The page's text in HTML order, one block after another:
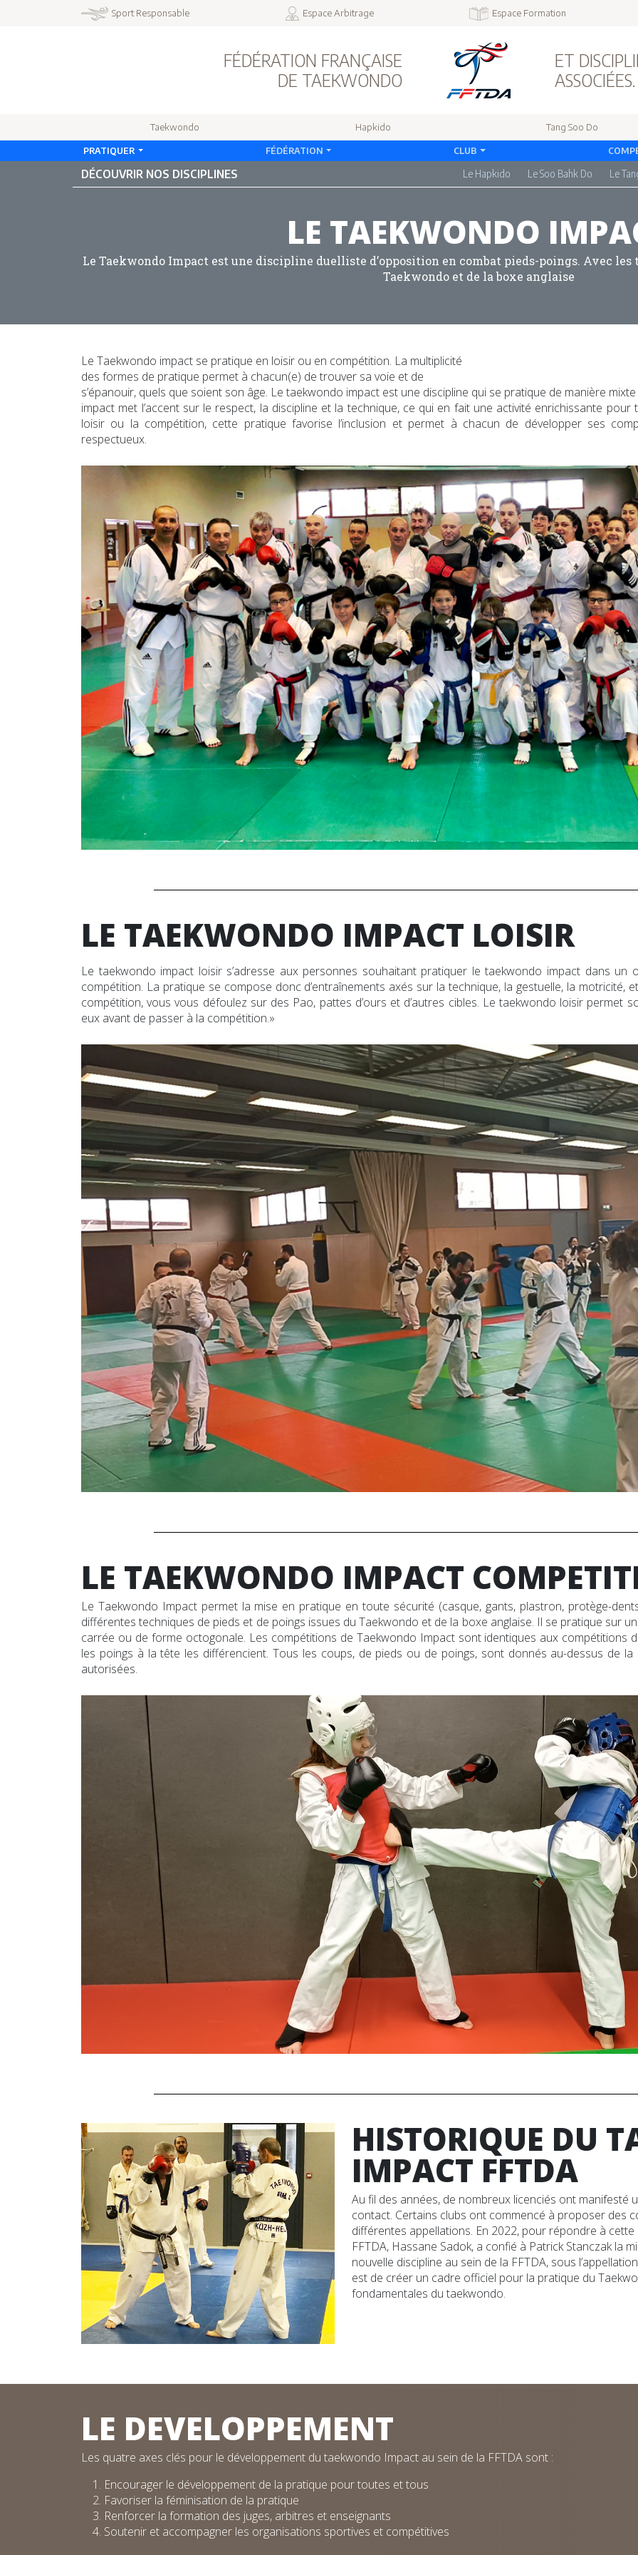
Sport Responsable Espace Arbitrage Espace Formation
FÉDÉRATION FRANÇAISE
DE TAEKWONDO
ET
ASSOCIÉES.
Taekwondo Hapkido Tang Soo Do
PRATIQUER FÉDÉRATION CLUB
DÉCOUVRIR NOS DISCIPLINES Le Hapkido Le Soo Bahk Do Le
LE TAEKWONDO
Le Taekwondo Impact est une discipline duelliste d’opposition en combat pieds-poings. Avec les
Taekwondo et de la boxe anglaise
Le Taekwondo impact se pratique en loisir ou en compétition. La multiplicité
des formes de pratique permet à chacun(e) de trouver sa voie et de
s’épanouir, quels que soient son âge. Le taekwondo impact est une discipline qui se pratique de manière
impact met l’accent sur le respect, la discipline et la technique, ce qui en fait une activité enrichissante
loisir ou la compétition, cette pratique favorise l’inclusion et permet à chacun de développer ses
respectueux.
LE TAEKWONDO IMPACT LOISIR
Le taekwondo impact loisir s’adresse aux personnes souhaitant pratiquer le taekwondo impact dans
compétition. La pratique se compose donc d’entraînements axés sur la technique, la gestuelle, la motricité,
compétition, vous vous défoulez sur des Pao, pattes d’ours et d’autres cibles. Le taekwondo loisir permet
eux avant de passer à la compétition.»
LE TAEKWONDO IMPACT
Le Taekwondo Impact permet la mise en pratique en toute sécurité (casque, gants, plastron, protège-
différentes techniques de pieds et de poings issues du Taekwondo et de la boxe anglaise. Il se pratique sur
carrée ou de forme octogonale. Les compétitions de Taekwondo Impact sont identiques aux compétitions
les poings à la tête les différencient. Tous les coups, de pieds ou de poings, sont donnés au-dessus de
autorisées.
HISTORIQUE DU
IMPACT FFTDA
Au fil des années, de nombreux licenciés ont
contact. Certains clubs ont commencé à proposer des
différentes appellations. En 2022, pour répondre à
FFTDA, Hassane Sadok, a confié à Patrick Stanczak la
nouvelle discipline au sein de la FFTDA, sous
est de créer un cadre officiel pour la pratique du
fondamentales du taekwondo.
LE DEVELOPPEMENT
Les quatre axes clés pour le développement du taekwondo Impact au sein de la FFTDA sont :
Encourager le développement de la pratique pour toutes et tous
Favoriser la féminisation de la pratique
Renforcer la formation des juges, arbitres et enseignants
Soutenir et accompagner les organisations sportives et compétitives